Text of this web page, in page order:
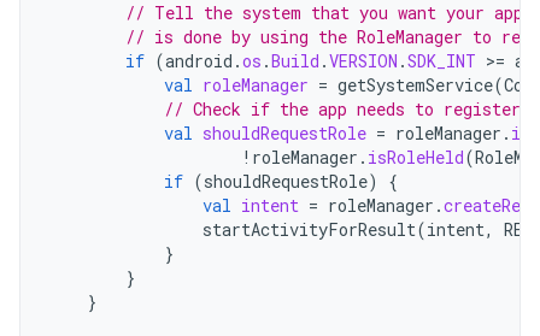
// Tell the system that you want your
// is done by using the RoleManager to
if (android .os .Build .VERSION .SDK_INT >=
val roleManager = getSystemService(
// Check if the app needs to
val shouldRequestRole = roleManager .
! roleManager . isRoleHeld(
if (shouldRequestRole)
{
val intent = roleManager .
startActivityForResult(intent,
}
}
}